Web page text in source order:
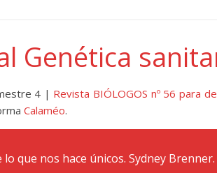
Genética
4 | Revista BIÓLOGOS nº 56 para
Calaméo.
lo que nos hace únicos. Sydney Brenner.